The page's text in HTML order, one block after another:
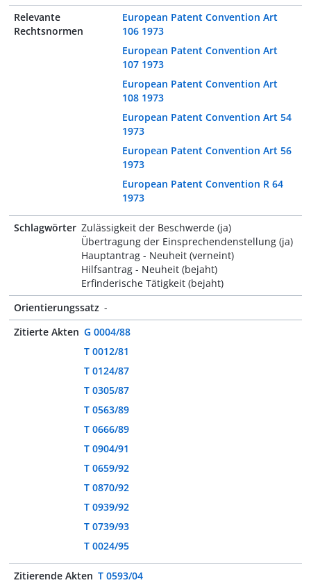
Relevante
Rechtsnormen
European Patent Convention Art
106 1973
European Patent Convention Art
107 1973
European Patent Convention Art
108 1973
European Patent Convention Art 54
1973
European Patent Convention Art 56
1973
European Patent Convention R 64
1973
Schlagwörter Zulässigkeit der Beschwerde (ja)
Übertragung der Einsprechendenstellung (ja)
Hauptantrag - Neuheit (verneint)
Hilfsantrag - Neuheit (bejaht)
Erfinderische Tätigkeit (bejaht)
Orientierungssatz -
Zitierte Akten G 0004/88
T 0012/81
T 0124/87
T 0305/87
T 0563/89
T 0666/89
T 0904/91
T 0659/92
T 0870/92
T 0939/92
T 0739/93
T 0024/95
Zitierende Akten T 0593/04